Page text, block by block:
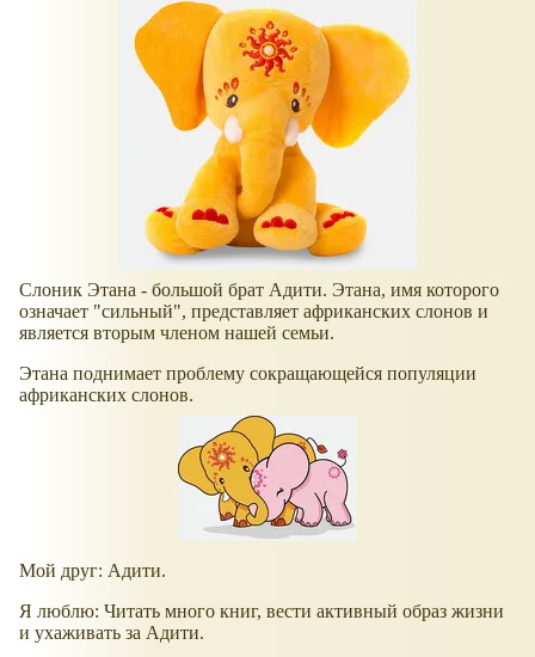
Слоник Этана - большой брат Адити. Этана, имя которого
означает "сильный", представляет африканских слонов и
является вторым членом нашей семьи.
Этана поднимает проблему сокращающейся популяции
африканских слонов.
Мой друг: Адити.
Я люблю: Читать много книг, вести активный образ жизни
и ухаживать за Адити.